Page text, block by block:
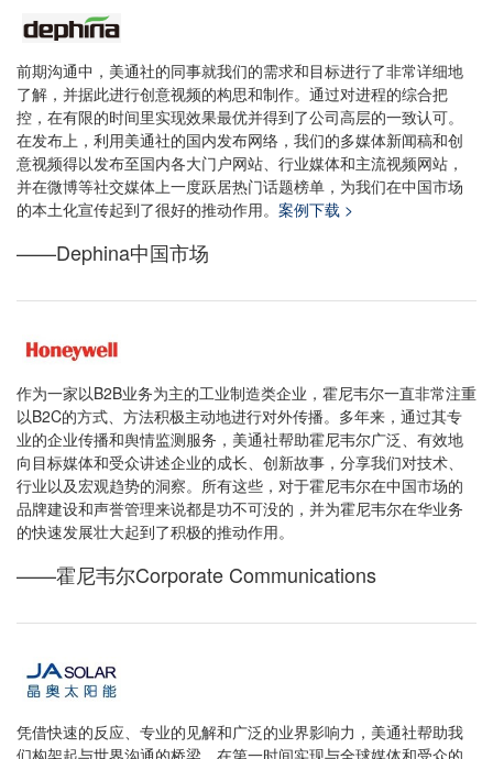
前期沟通中，美通社的同事就我们的需求和目标进行了非常详细地
了解，并据此进行创意视频的构思和制作。通过对进程的综合把
控，在有限的时间里实现效果最优并得到了公司高层的一致认可。
在发布上，利用美通社的国内发布网络，我们的多媒体新闻稿和创
意视频得以发布至国内各大门户网站、行业媒体和主流视频网站，
并在微博等社交媒体上一度跃居热门话题榜单，为我们在中国市场
的本土化宣传起到了很好的推动作用。 案例下载 >
——Dephina中国市场
作为一家以B2B业务为主的工业制造类企业，霍尼韦尔一直非常注重
以B2C的方式、方法积极主动地进行对外传播。多年来，通过其专
业的企业传播和舆情监测服务，美通社帮助霍尼韦尔广泛、有效地
向目标媒体和受众讲述企业的成长、创新故事，分享我们对技术、
行业以及宏观趋势的洞察。所有这些，对于霍尼韦尔在中国市场的
品牌建设和声誉管理来说都是功不可没的，并为霍尼韦尔在华业务
的快速发展壮大起到了积极的推动作用。
——霍尼韦尔Corporate Communications
凭借快速的反应、专业的见解和广泛的业界影响力，美通社帮助我
们构架起与世界沟通的桥梁，在第一时间实现与全球媒体和受众的